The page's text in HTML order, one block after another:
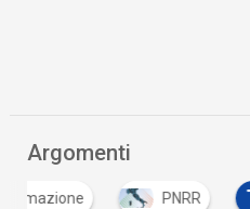
Argomenti
formazione PNRR